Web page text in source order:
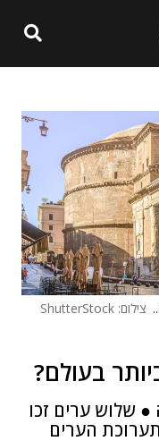
צילום: ShutterStock
בעולם?
שלוש ערים זכו
הערים